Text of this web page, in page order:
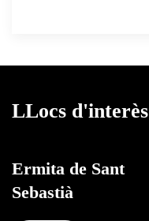
LLocs d'interès
Ermita de Sant
Sebastià